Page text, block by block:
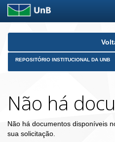
Skip
REPOSITÓRIO INSTITUCIONAL DA UNB
Não há
Não há documentos disponíveis
sua solicitação.